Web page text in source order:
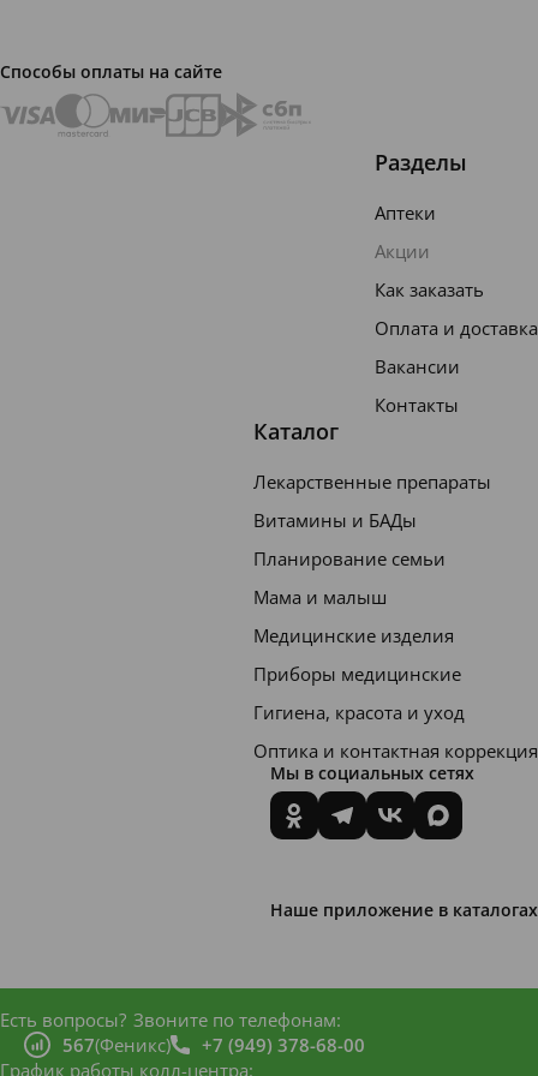
зан,
хлоргек
сидин,
перокс
иды,
сахари
Способы оплаты на сайте
Разделы
Аптеки
Акции
Как заказать
Оплата и доставка
Вакансии
Контакты
Каталог
Лекарственные препараты
Витамины и БАДы
Планирование семьи
Мама и малыш
Медицинские изделия
Приборы медицинские
Гигиена, красота и уход
Оптика и контактная коррекция
Мы в социальных сетях
Наше приложение в каталогах
Есть вопросы? Звоните по телефонам:
567(Феникс)
+7 (949) 378-68-00
График работы колл-центра: